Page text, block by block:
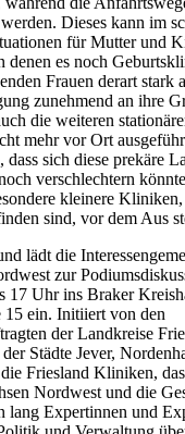
Dieses kann im
für Mutter und
denen es noch
Frauen derart stark
zunehmend an ihre
die weiteren
mehr vor Ort
dass sich diese prekäre
verschlechtern
kleinere
sind, vor dem Aus
lädt die
zur
17 Uhr ins Braker
15 ein. Initiiert von den
der Landkreise
Städte Jever,
Friesland Kliniken,
Nordwest und die
lang Expertinnen und